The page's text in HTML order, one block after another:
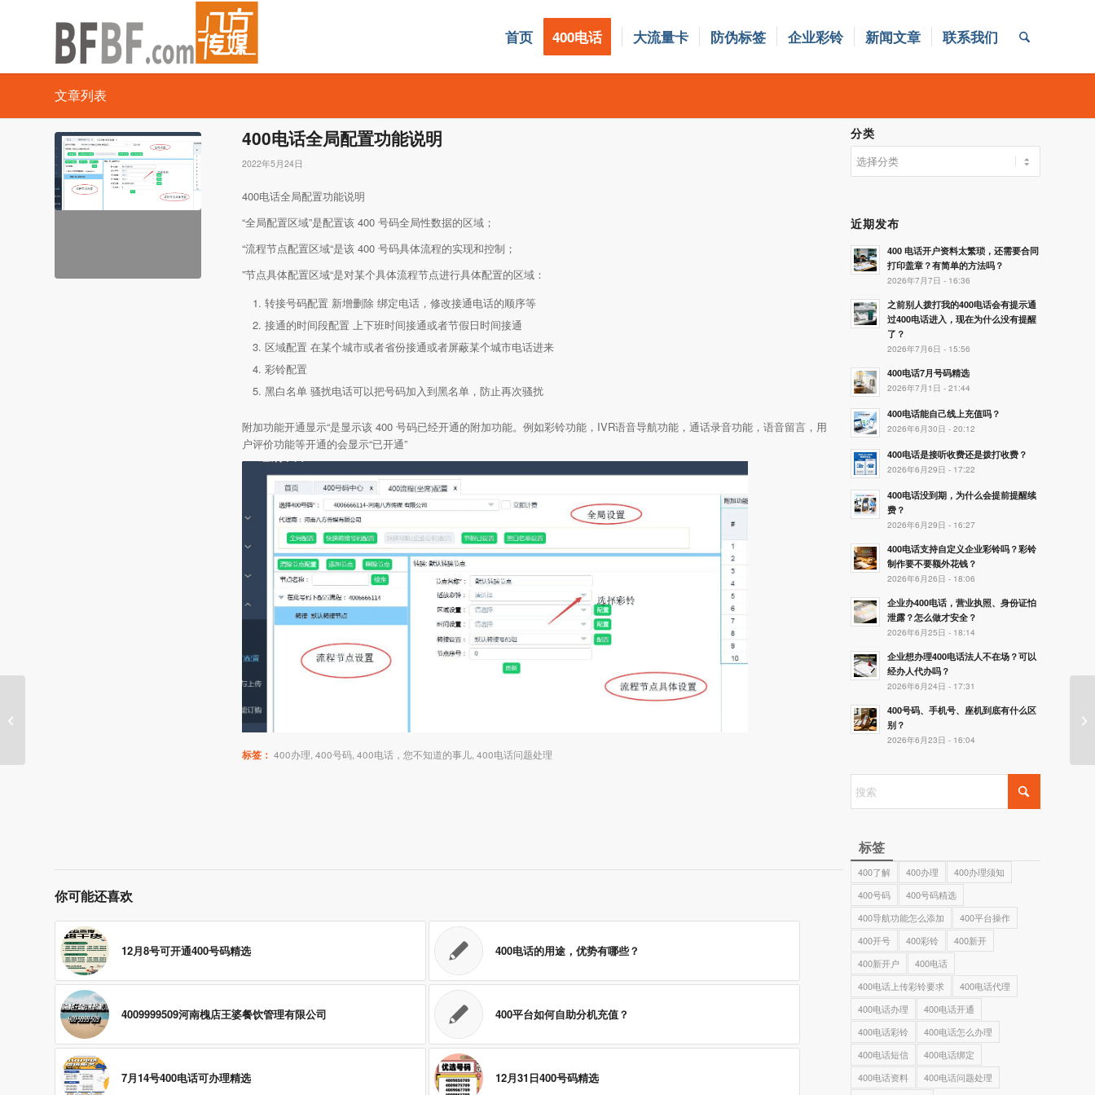
首页 400电话 大流量卡 防伪标签 企业彩铃 新闻文章 联系我们
文章列表
400电话全局配置功能说明
2022年5月24日
400电话全局配置功能说明
“全局配置区域”是配置该 400 号码全局性数据的区域；
“流程节点配置区域“是该 400 号码具体流程的实现和控制；
”节点具体配置区域“是对某个具体流程节点进行具体配置的区域：
转接号码配置 新增删除 绑定电话，修改接通电话的顺序等
接通的时间段配置 上下班时间接通或者节假日时间接通
区域配置 在某个城市或者省份接通或者屏蔽某个城市电话进来
彩铃配置
黑白名单 骚扰电话可以把号码加入到黑名单，防止再次骚扰
附加功能开通显示“是显示该 400 号码已经开通的附加功能。例如彩铃功能，IVR语音导航功能，通话录音功能，语音留言，用
户评价功能等开通的会显示“已开通”
标签： 400办理 400号码 400电话，您不知道的事儿 400电话问题处理
你可能还喜欢
12月8号可开通400号码精选 400电话的用途，优势有哪些？
4009999509河南槐店王婆餐饮管理有限公司 400平台如何自助分机充值？
7月14号400电话可办理精选 12月31日400号码精选
分类
类
近期发布
400 电话开户资料太繁琐，还需要合同
打印盖章？有简单的方法吗？
2026年7月7日 - 16:36
之前别人拨打我的400电话会有提示通
过400电话进入，现在为什么没有提醒
了？
2026年7月6日 - 15:56
400电话7月号码精选
2026年7月1日 - 21:44
400电话能自己线上充值吗？
2026年6月30日 - 20:12
400电话是接听收费还是拨打收费？
2026年6月29日 - 17:22
400电话没到期，为什么会提前提醒续
费？
2026年6月29日 - 16:27
400电话支持自定义企业彩铃吗？彩铃
制作要不要额外花钱？
2026年6月26日 - 18:06
企业办400电话，营业执照、身份证怕
泄露？怎么做才安全？
2026年6月25日 - 18:14
企业想办理400电话法人不在场？可以
经办人代办吗？
2026年6月24日 - 17:31
400号码、手机号、座机到底有什么区
别？
2026年6月23日 - 16:04
标签
400了解 400办理
400办理须知
400号码
400号码精选
400导航功能怎么添加
400平台操作
400开号
400彩铃
400新开
400新开户
400电话
400电话上传彩铃要求
400电话代理
400电话办理
400电话开通
400电话彩铃
400电话怎么办理
400电话短信
400电话绑定
400电话资料
400电话问题处理